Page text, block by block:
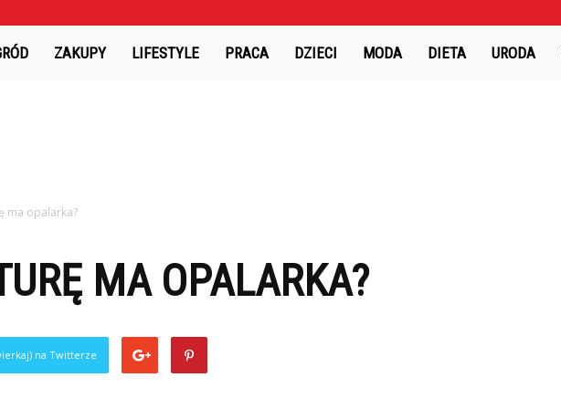
ZAKUPY LIFESTYLE PRACA DZIECI MODA DIETA URODA
ma opalarka?
MA OPALARKA?
na Twitterze